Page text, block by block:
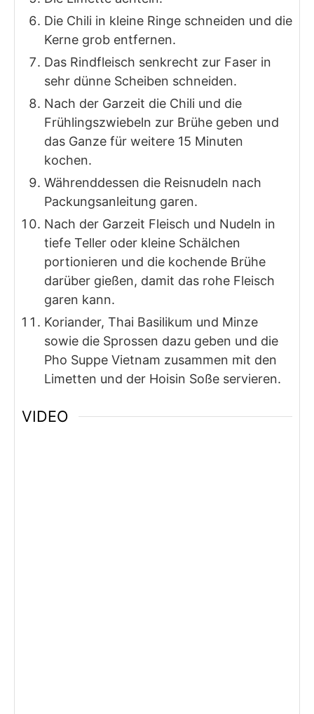
Die Chili in kleine Ringe schneiden und die
Kerne grob entfernen.
Das Rindfleisch senkrecht zur Faser in
sehr dünne Scheiben schneiden.
Nach der Garzeit die Chili und die
Frühlingszwiebeln zur Brühe geben und
das Ganze für weitere 15 Minuten
kochen.
Währenddessen die Reisnudeln nach
Packungsanleitung garen.
Nach der Garzeit Fleisch und Nudeln in
tiefe Teller oder kleine Schälchen
portionieren und die kochende Brühe
darüber gießen, damit das rohe Fleisch
garen kann.
Koriander, Thai Basilikum und Minze
sowie die Sprossen dazu geben und die
Pho Suppe Vietnam zusammen mit den
Limetten und der Hoisin Soße servieren.
VIDEO